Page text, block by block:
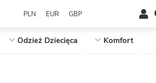
PLN EUR GBP
Odzież Dziecięca Komfort